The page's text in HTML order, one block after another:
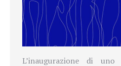
L’inaugurazione di